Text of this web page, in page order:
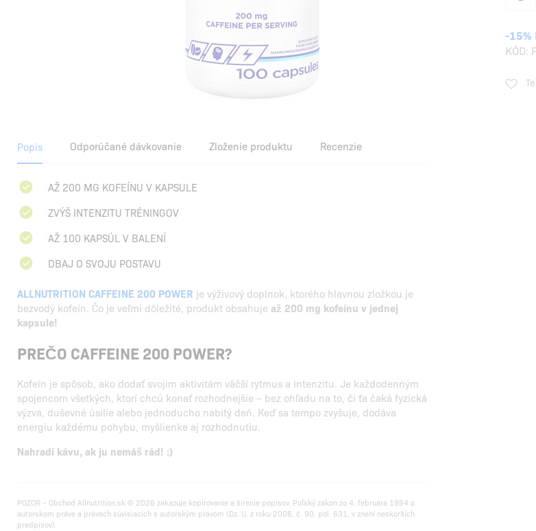
-15%
KÓD:
Popis Odporúčané dávkovanie Zloženie produktu Recenzie
AŽ 200 MG KOFEÍNU V KAPSULE
ZVÝŠ INTENZITU TRÉNINGOV
AŽ 100 KAPSÚL V BALENÍ
DBAJ O SVOJU POSTAVU
ALLNUTRITION CAFFEINE 200 POWER je výživový doplnok, ktorého hlavnou zložkou je
bezvodý kofeín. Čo je veľmi dôležité, produkt obsahuje až 200 mg kofeínu v jednej
kapsule!
PREČO CAFFEINE 200 POWER?
Kofeín je spôsob, ako dodať svojim aktivitám väčší rytmus a intenzitu. Je každodenným
spojencom všetkých, ktorí chcú konať rozhodnejšie – bez ohľadu na to, či ťa čaká fyzická
výzva, duševné úsilie alebo jednoducho nabitý deň. Keď sa tempo zvyšuje, dodáva
energiu každému pohybu, myšlienke aj rozhodnutiu.
Nahradí kávu, ak ju nemáš rád! :)
POZOR – Obchod Allnutrition.sk © 2026 zakazuje kopírovanie a šírenie popisov. Poľský zákon zo 4. februára 1994 o
autorskom práve a právach súvisiacich s autorským právom (Dz. U. z roku 2006, č. 90, pol. 631, v znení neskorších
predpisov).